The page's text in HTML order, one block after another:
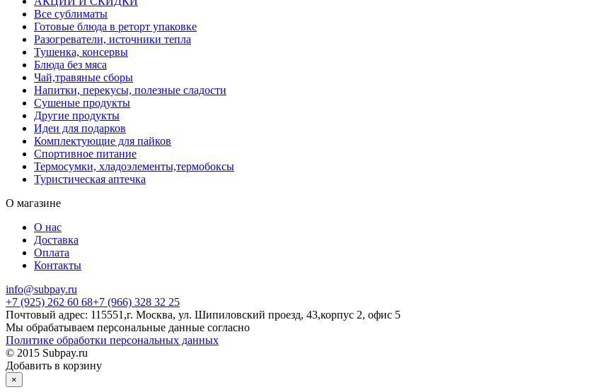
Все сублиматы
Готовые блюда в реторт упаковке
Разогреватели, источники тепла
Тушенка, консервы
Блюда без мяса
Чай,травяные сборы
Напитки, перекусы, полезные сладости
Сушеные продукты
Другие продукты
Идеи для подарков
Комплектующие для пайков
Спортивное питание
Термосумки, хладоэлементы,термобоксы
Туристическая аптечка
О магазине
О нас
Доставка
Оплата
Контакты
info@subpay.ru
+7 (925) 262 60 68+7 (966) 328 32 25
Почтовый адрес: 115551,г. Москва, ул. Шипиловский проезд, 43,корпус 2, офис 5
Мы обрабатываем персональные данные согласно
Политике обработки персональных данных
© 2015 Subpay.ru
Добавить в корзину
×